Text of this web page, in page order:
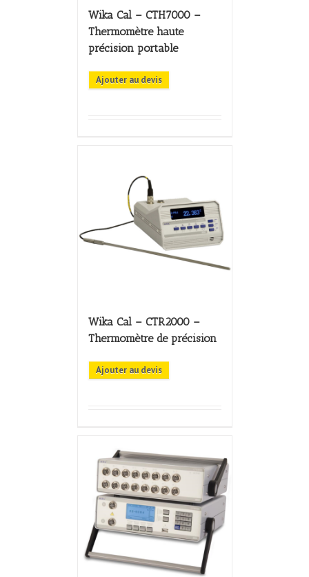
Wika Cal – CTH7000 –
Thermomètre haute
précision portable
Ajouter au devis
Wika Cal – CTR2000 –
Thermomètre de précision
Ajouter au devis